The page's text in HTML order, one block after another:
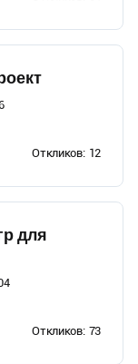
Откликов: 12
для
Откликов: 73